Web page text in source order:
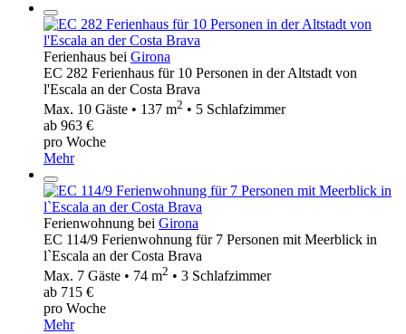
Ferienhaus bei Girona
EC 282 Ferienhaus für 10 Personen in der Altstadt von
l'Escala an der Costa Brava
Max. 10 Gäste • 137 m2 • 5 Schlafzimmer
ab 963 €
pro Woche
Mehr
Ferienwohnung bei Girona
EC 114/9 Ferienwohnung für 7 Personen mit Meerblick in
l`Escala an der Costa Brava
Max. 7 Gäste • 74 m2 • 3 Schlafzimmer
ab 715 €
pro Woche
Mehr